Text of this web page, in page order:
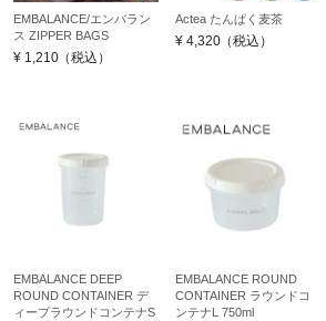
EMBALANCE/エンバラン
ス ZIPPER BAGS
¥ 1,210（税込）
Actea たんぱく麦茶
¥ 4,320（税込）
EMBALANCE DEEP
ROUND CONTAINER デ
ィープラウンドコンテナS
EMBALANCE ROUND
CONTAINER ラウンドコ
ンテナL 750ml